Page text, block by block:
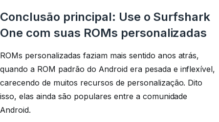
Conclusão principal: Use o Surfshark
One com suas ROMs personalizadas
ROMs personalizadas faziam mais sentido anos atrás,
quando a ROM padrão do Android era pesada e inflexível,
carecendo de muitos recursos de personalização. Dito
isso, elas ainda são populares entre a comunidade
Android.